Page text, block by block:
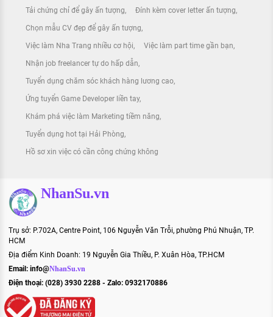
Tải chứng chỉ để gây ấn tượng Đính kèm cover letter ấn tượng
Chọn mẫu CV đẹp để gây ấn tượng
Việc làm Nha Trang nhiều cơ hội Việc làm part time gần bạn
Nhận job freelancer tự do hấp dẫn
Tuyển dụng chăm sóc khách hàng lương cao
Ứng tuyển Game Developer liền tay
Khám phá việc làm Marketing tiềm năng
Tuyển dụng hot tại Hải Phòng
Hồ sơ xin việc có cần công chứng không
NhanSu.vn
Trụ sở: P.702A, Centre Point, 106 Nguyễn Văn Trỗi, phường Phú Nhuận, TP.
HCM
Địa điểm Kinh Doanh: 19 Nguyễn Gia Thiều, P. Xuân Hòa, TP.HCM
Email: info@NhanSu.vn
Điện thoại: (028) 3930 2288 - Zalo: 0932170886